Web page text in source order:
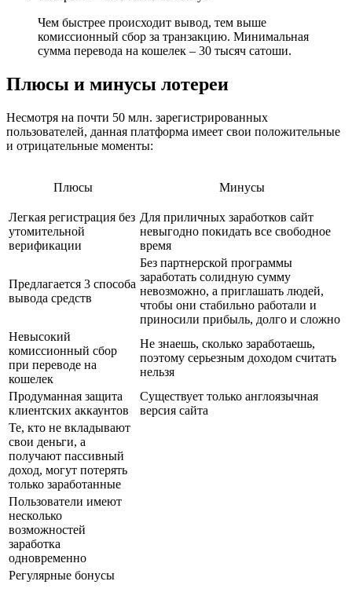
Чем быстрее происходит вывод, тем выше
комиссионный сбор за транзакцию. Минимальная
сумма перевода на кошелек – 30 тысяч сатоши.
Плюсы и минусы лотереи
Несмотря на почти 50 млн. зарегистрированных
пользователей, данная платформа имеет свои положительные
и отрицательные моменты:
Плюсы Минусы
Легкая регистрация без
утомительной
верификации
Для приличных заработков сайт
невыгодно покидать все свободное
время
Предлагается 3 способа
вывода средств
Без партнерской программы
заработать солидную сумму
невозможно, а приглашать людей,
чтобы они стабильно работали и
приносили прибыль, долго и сложно
Невысокий
комиссионный сбор
при переводе на
кошелек
Не знаешь, сколько заработаешь,
поэтому серьезным доходом считать
нельзя
Продуманная защита
клиентских аккаунтов
Существует только англоязычная
версия сайта
Те, кто не вкладывают
свои деньги, а
получают пассивный
доход, могут потерять
только заработанные
Пользователи имеют
несколько
возможностей
заработка
одновременно
Регулярные бонусы